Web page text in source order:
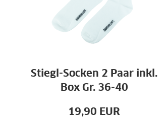
Stiegl-Socken 2 Paar inkl.
Box Gr. 36-40
19,90 EUR